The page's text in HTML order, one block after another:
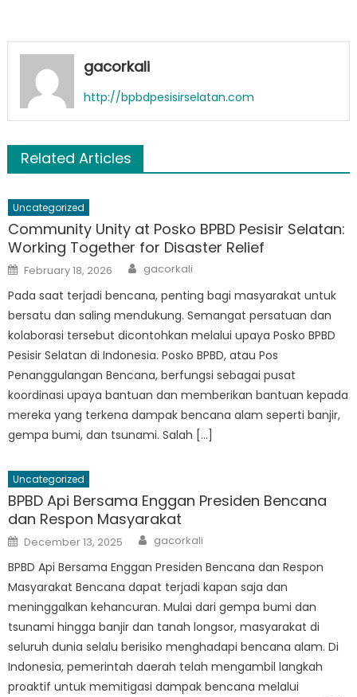
gacorkali
http://bpbdpesisirselatan.com
Related Articles
Uncategorized
Community Unity at Posko BPBD Pesisir Selatan:
Working Together for Disaster Relief
Posted
on
February 18, 2026 Author
gacorkali
Pada saat terjadi bencana, penting bagi masyarakat untuk
bersatu dan saling mendukung. Semangat persatuan dan
kolaborasi tersebut dicontohkan melalui upaya Posko BPBD
Pesisir Selatan di Indonesia. Posko BPBD, atau Pos
Penanggulangan Bencana, berfungsi sebagai pusat
koordinasi upaya bantuan dan memberikan bantuan kepada
mereka yang terkena dampak bencana alam seperti banjir,
gempa bumi, dan tsunami. Salah […]
Uncategorized
BPBD Api Bersama Enggan Presiden Bencana
dan Respon Masyarakat
Posted
on
December 13, 2025 Author
gacorkali
BPBD Api Bersama Enggan Presiden Bencana dan Respon
Masyarakat Bencana dapat terjadi kapan saja dan
meninggalkan kehancuran. Mulai dari gempa bumi dan
tsunami hingga banjir dan tanah longsor, masyarakat di
seluruh dunia selalu berisiko menghadapi bencana alam. Di
Indonesia, pemerintah daerah telah mengambil langkah
proaktif untuk memitigasi dampak bencana melalui